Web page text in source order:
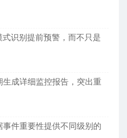
式识别提前预警，而不只是
生成详细监控报告，突出重
事件重要性提供不同级别的